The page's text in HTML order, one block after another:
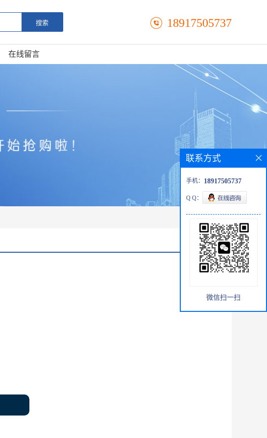
18917505737
在线留言
联系方式
手机： 18917505737
Q Q：
微信扫一扫